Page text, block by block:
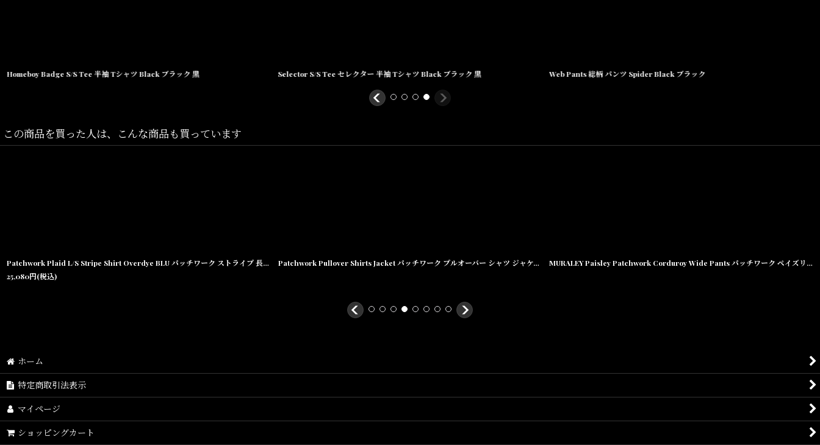
Homeboy Badge S/S Tee 半袖 Tシャツ Black ブラック 黒 Selector S/S Tee セレクター 半袖 Tシャツ Black ブラック 黒 Web Pants 総柄 パンツ Spider Black ブラック
この商品を買った人は、こんな商品も買っています
Patchwork Plaid L/S Stripe Shirt Overdye BLU パッチワーク ストライプ 長袖 シャツ
25,080円(税込)
Patchwork Pullover Shirts Jacket パッチワーク プルオーバー シャツ ジャケット ハーフ ジップ Army Green グリーン MURALEY Paisley Patchwork Corduroy Wide Pants パッチワーク ペイズリー コーデュロイ ワイド パンツ
ホーム
特定商取引法表示
マイページ
ショッピングカート